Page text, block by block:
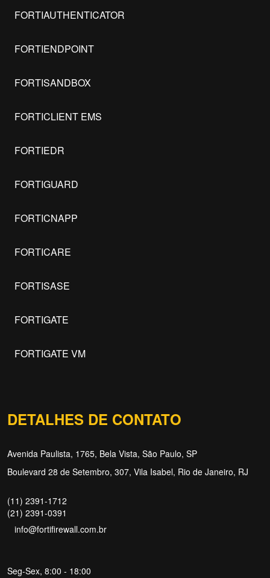
FORTIAUTHENTICATOR
FORTIENDPOINT
FORTISANDBOX
FORTICLIENT EMS
FORTIEDR
FORTIGUARD
FORTICNAPP
FORTICARE
FORTISASE
FORTIGATE
FORTIGATE VM
DETALHES DE CONTATO
Avenida Paulista, 1765, Bela Vista, São Paulo, SP
Boulevard 28 de Setembro, 307, Vila Isabel, Rio de Janeiro, RJ
(11) 2391-1712
(21) 2391-0391
info@fortifirewall.com.br
Seg-Sex, 8:00 - 18:00